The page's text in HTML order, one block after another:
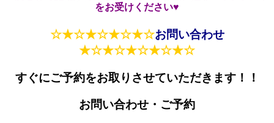
をお受けください♥
☆★☆★☆★☆★☆お問い合わせ
★☆★☆★☆★☆★☆
すぐにご予約をお取りさせていただきます！！
お問い合わせ・ご予約